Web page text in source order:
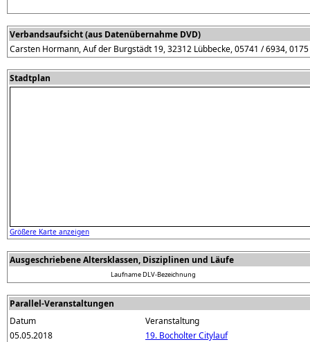
Verbandsaufsicht (aus Datenübernahme DVD)
Carsten Hormann, Auf der Burgstädt 19, 32312 Lübbecke, 05741 / 6934,
Stadtplan
Größere Karte anzeigen
Ausgeschriebene Altersklassen, Disziplinen und Läufe
LaufnameDLV-Bezeichnung
Parallel-Veranstaltungen
Datum
Veranstaltung
05.05.2018
19. Bocholter Citylauf